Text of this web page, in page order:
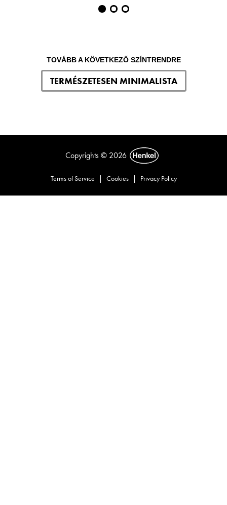
TOVÁBB A KÖVETKEZŐ SZÍNTRENDRE
TERMÉSZETESEN MINIMALISTA
Copyrights © 2026
Terms of Service | Cookies | Privacy Policy